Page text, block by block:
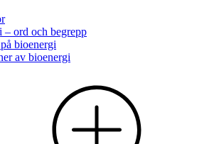
– ord och begrepp
bioenergi
av bioenergi